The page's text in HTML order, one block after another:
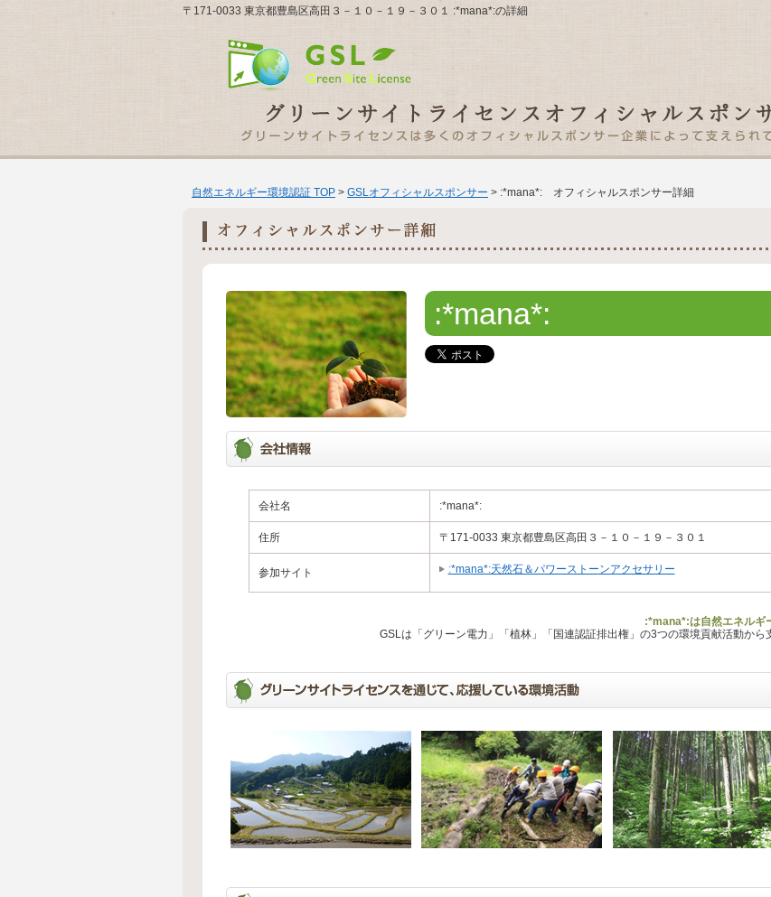
〒171-0033 東京都豊島区高田３－１０－１９－３０１ :*mana*:の詳細
自然エネルギー環境認証 TOP > GSLオフィシャルスポンサー > :*mana*: オフィシャルスポンサー詳細
:*mana*:
会社名 :*mana*:
住所 〒171-0033 東京都豊島区高田３－１０－１９－３０１
参加サイト :*mana*:天然石＆パワーストーンアクセサリー
:*mana*:は自然エネルギ
GSLは「グリーン電力」「植林」「国連認証排出権」の3つの環境貢献活動から